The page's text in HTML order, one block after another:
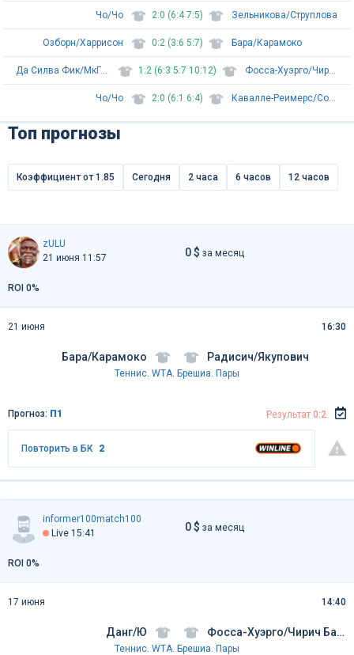
Чо/Чо 2:0 (6:4 7:5) Зельникова/Струплова
Озборн/Харрисон 0:2 (3:6 5:7) Бара/Карамоко
Да Силва Фик/МкГиффин 1:2 (6:3 5:7 10:12) Фосса-Хуэрго/Чирич Багарич
Чо/Чо 2:0 (6:1 6:4) Кавалле-Реимерс/Солден
Топ прогнозы
Коэффициент от 1.85 Сегодня 2 часа 6 часов 12 часов
zULU
21 июня 11:57
0 $ за месяц
ROI 0%
Бара/Карамоко
21 июня 16:30
Радисич/Якупович
Теннис. WTA. Брешиа. Пары
Прогноз: П1 Результат 0:2
Повторить в БК 2
informer100match100
Live 15:41
0 $ за месяц
ROI 0%
Данг/Ю
17 июня 14:40
Фосса-Хуэрго/Чирич Багарич
Теннис WTA. Брешиа. Пары